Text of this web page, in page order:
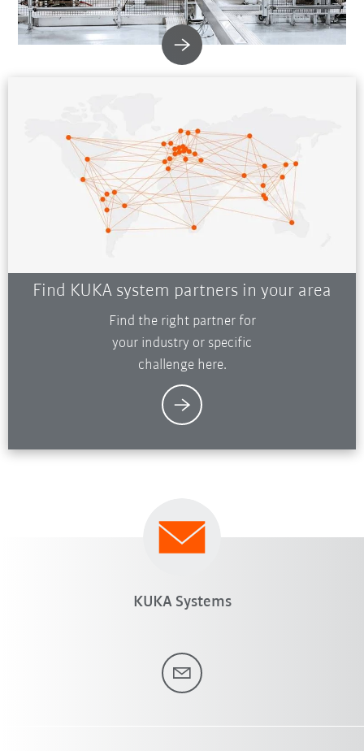
Find KUKA system partners in your area
Find the right partner for
your industry or specific
challenge here.
KUKA Systems